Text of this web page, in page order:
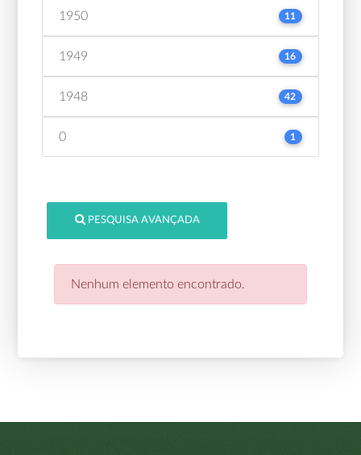
1950 11
1949 16
1948 42
0 1
PESQUISA AVANÇADA
Nenhum elemento encontrado.